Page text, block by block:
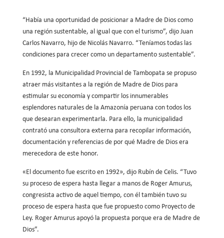
“Había una oportunidad de posicionar a Madre de Dios como
una región sustentable, al igual que con el turismo”, dijo Juan
Carlos Navarro, hijo de Nicolás Navarro. “Teníamos todas las
condiciones para crecer como un departamento sustentable”.
En 1992, la Municipalidad Provincial de Tambopata se propuso
atraer más visitantes a la región de Madre de Dios para
estimular su economía y compartir los innumerables
esplendores naturales de la Amazonía peruana con todos los
que desearan experimentarla. Para ello, la municipalidad
contrató una consultora externa para recopilar información,
documentación y referencias de por qué Madre de Dios era
merecedora de este honor.
«El documento fue escrito en 1992», dijo Rubín de Celis. “Tuvo
su proceso de espera hasta llegar a manos de Roger Amurus,
congresista activo de aquel tiempo, con él también tuvo su
proceso de espera hasta que fue propuesto como Proyecto de
Ley. Roger Amurus apoyó la propuesta porque era de Madre de
Dios”.